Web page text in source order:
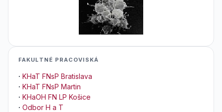
FAKULTNÉ PRACOVISKÁ
· KHaT FNsP Bratislava
· KHaT FNsP Martin
· KHaOH FN LP Košice
· Odbor H a T